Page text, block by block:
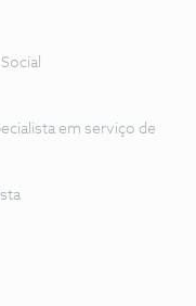
em serviço de